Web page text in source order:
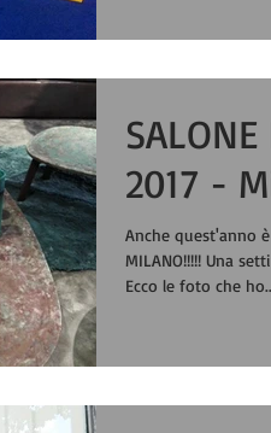
2017 -
Anche quest'anno è
MILANO!!!!! Una
Ecco le foto che